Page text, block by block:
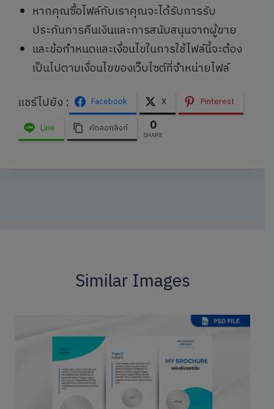
หากคุณซื้อไฟล์กับเราคุณจะได้รับการรับ
ประกันการคืนเงินและการสนับสนุนจากผู้ขาย
และข้อกำหนดและเงื่อนไขในการใช้ไฟล์นี้จะต้อง
เป็นไปตามเงื่อนไขของเว็บไซต์ที่จำหน่ายไฟล์
แชร์ไปยัง :
Facebook X
Pinterest
Line
คัดลอกลิงก์ 0
SHARE
Similar Images